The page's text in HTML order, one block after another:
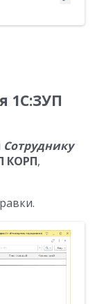
1С:ЗУП
Сотруднику
КОРП,